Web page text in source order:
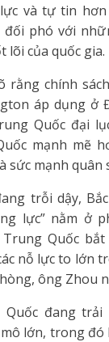
và tự tin
đối phó với
lõi của quốc gia.
rằng chính
áp dụng ở
Quốc đại
mạnh mẽ
sức mạnh quân
trỗi dậy,
lực” nằm ở
Quốc
nỗ lực to lớn
ông Zhou
đang
lớn, trong đó